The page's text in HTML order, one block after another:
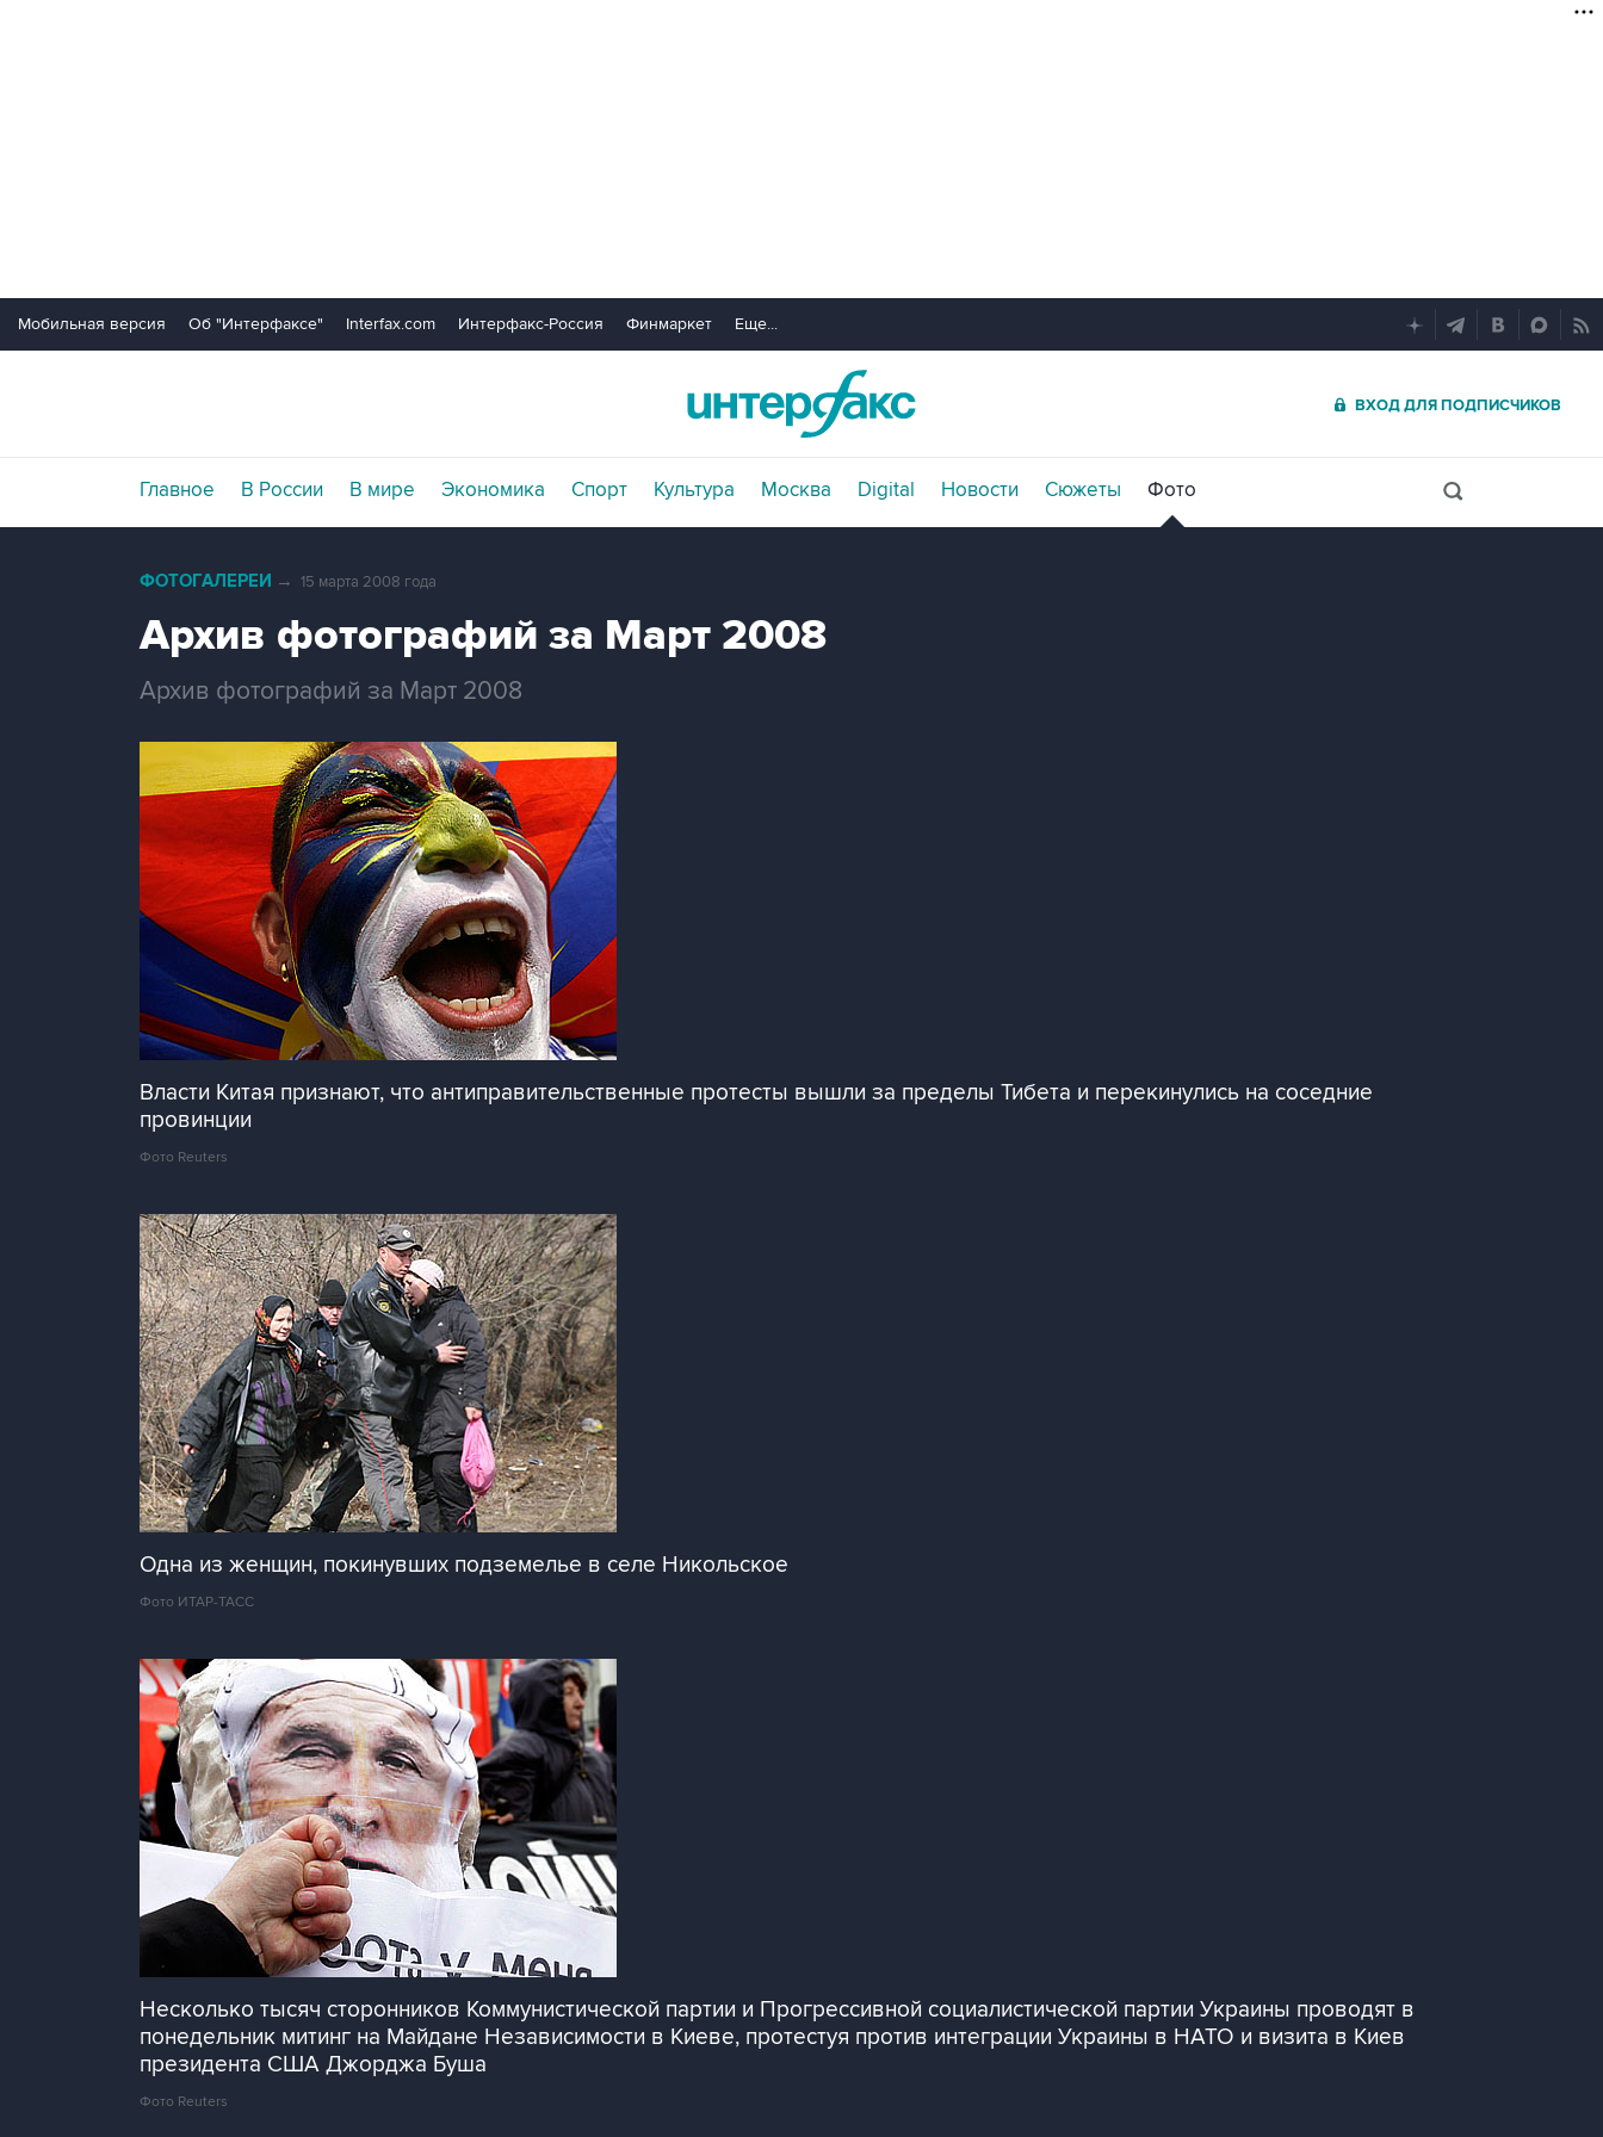
Мобильная версия Об "Интерфаксе" Interfax.com Интерфакс-Россия Финмаркет Еще...
ВХОД ДЛЯ ПОДПИСЧИКОВ
Главное В России В мире Экономика Спорт Культура Москва Digital Новости Сюжеты Фото
ФОТОГАЛЕРЕИ → 15 марта 2008 года
Архив фотографий за Март 2008
Архив фотографий за Март 2008
Власти Китая признают, что антиправительственные протесты вышли за пределы Тибета и перекинулись на соседние
провинции
Фото Reuters
Одна из женщин, покинувших подземелье в селе Никольское
Фото ИТАР-ТАСС
Несколько тысяч сторонников Коммунистической партии и Прогрессивной социалистической партии Украины проводят в
понедельник митинг на Майдане Независимости в Киеве, протестуя против интеграции Украины в НАТО и визита в Киев
президента США Джорджа Буша
Фото Reuters